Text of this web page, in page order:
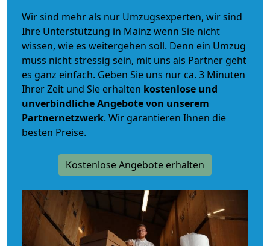
Wir sind mehr als nur Umzugsexperten, wir sind
Ihre Unterstützung in Mainz wenn Sie nicht
wissen, wie es weitergehen soll. Denn ein Umzug
muss nicht stressig sein, mit uns als Partner geht
es ganz einfach. Geben Sie uns nur ca. 3 Minuten
Ihrer Zeit und Sie erhalten kostenlose und
unverbindlicheAngebote von unserem
Partnernetzwerk. Wir garantieren Ihnen die
besten Preise.
Kostenlose Angebote erhalten